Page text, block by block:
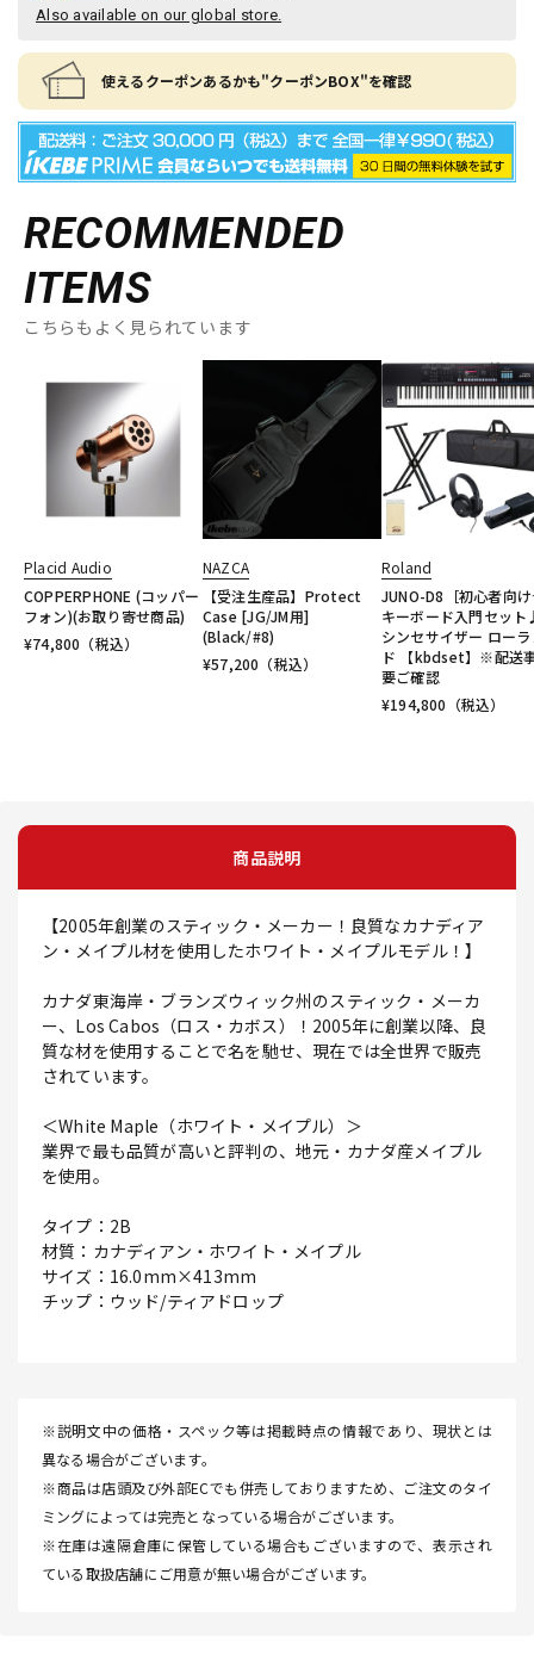
Also available on our global store.
使えるクーポンあるかも"クーポンBOX"を確認
RECOMMENDED
ITEMS
こちらもよく見られています
Placid Audio
COPPERPHONE (コッパー
フォン)(お取り寄せ商品)
¥74,800 （税込）
NAZCA
【受注生産品】Protect
Case [JG/JM用]
(Black/#8)
¥57,200 （税込）
Roland
JUNO-D8［初心者向
キーボード入門セッ
シンセサイザー ロー
ド 【kbdset】※配送
要ご確認
¥194,800 （税込）
商品説明
【2005年創業のスティック・メーカー！良質なカナディア
ン・メイプル材を使用したホワイト・メイプルモデル！】
カナダ東海岸・ブランズウィック州のスティック・メーカ
ー、Los Cabos（ロス・カボス）！2005年に創業以降、良
質な材を使用することで名を馳せ、現在では全世界で販売
されています。
＜White Maple（ホワイト・メイプル）＞
業界で最も品質が高いと評判の、地元・カナダ産メイプル
を使用。
タイプ：2B
材質：カナディアン・ホワイト・メイプル
サイズ：16.0mm×413mm
チップ：ウッド/ティアドロップ
※説明文中の価格・スペック等は掲載時点の情報であり、現状とは
異なる場合がございます。
※商品は店頭及び外部ECでも併売しておりますため、ご注文のタイ
ミングによっては完売となっている場合がございます。
※在庫は遠隔倉庫に保管している場合もございますので、表示され
ている取扱店舗にご用意が無い場合がございます。